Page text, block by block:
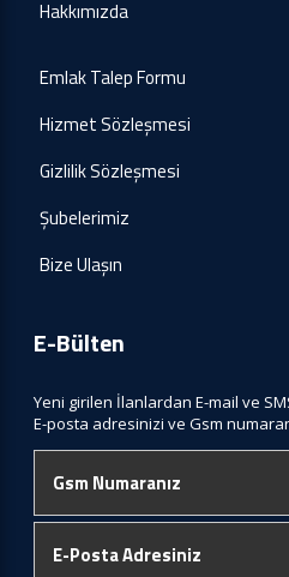
Hakkımızda
Emlak Talep Formu
Hizmet Sözleşmesi
Gizlilik Sözleşmesi
Şubelerimiz
Bize Ulaşın
E-Bülten
Yeni girilen İlanlardan E-mail ve
E-posta adresinizi ve Gsm